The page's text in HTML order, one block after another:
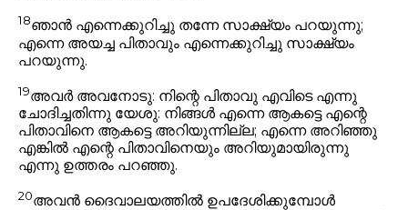
18ഞാൻ എന്നെക്കുറിച്ചു തന്നേ സാക്ഷ്യം പറയുന്നു;
എന്നെ അയച്ച പിതാവും എന്നെക്കുറിച്ചു സാക്ഷ്യം
പറയുന്നു.
19അവർ അവനോടു: നിന്റെ പിതാവു എവിടെ എന്നു
ചോദിച്ചതിന്നു യേശു: നിങ്ങൾ എന്നെ ആകട്ടെ എന്റെ
പിതാവിനെ ആകട്ടെ അറിയുന്നില്ല; എന്നെ അറിഞ്ഞു
എങ്കിൽ എന്റെ പിതാവിനെയും അറിയുമായിരുന്നു
എന്നു ഉത്തരം പറഞ്ഞു.
20അവൻ ദൈവാലയത്തിൽ ഉപദേശിക്കുമ്പോൾ